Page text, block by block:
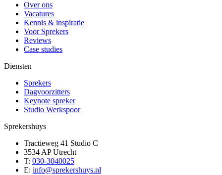
Over ons
Vacatures
Kennis & inspiratie
Voor Sprekers
Reviews
Case studies
Diensten
Sprekers
Dagvoorzitters
Keynote spreker
Studio Werkspoor
Sprekershuys
Tractieweg 41 Studio C
3534 AP Utrecht
T: 030-3040025
E: info@sprekershuys.nl